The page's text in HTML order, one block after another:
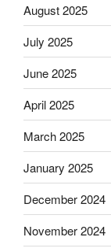
August 2025
July 2025
June 2025
April 2025
March 2025
January 2025
December 2024
November 2024